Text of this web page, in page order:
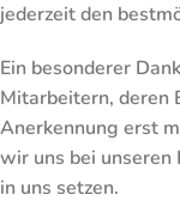
jederzeit den
Ein besonderer
Mitarbeitern, deren
Anerkennung erst
wir uns bei unseren
in uns setzen.